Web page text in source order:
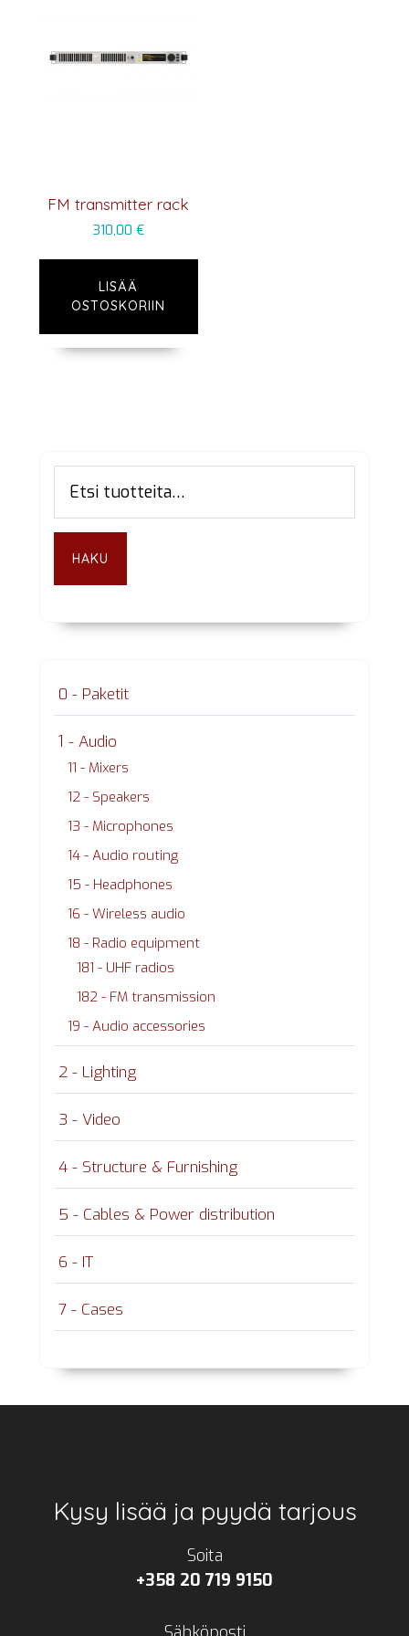
FM transmitter rack
310,00 €
LISÄÄ
OSTOSKORIIN
Ensisijainen
sivupalkki
HAKU
0 - Paketit
1 - Audio
11 - Mixers
12 - Speakers
13 - Microphones
14 - Audio routing
15 - Headphones
16 - Wireless audio
18 - Radio equipment
181 - UHF radios
182 - FM transmission
19 - Audio accessories
2 - Lighting
3 - Video
4 - Structure & Furnishing
5 - Cables & Power distribution
6 - IT
7 - Cases
Footer
Kysy lisää ja pyydä tarjous
Soita
+358 20 719 9150